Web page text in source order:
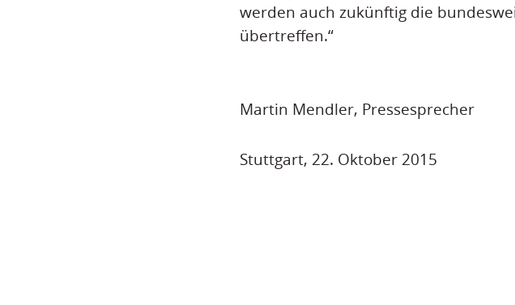
werden auch zukünftig die
übertreffen.“
Martin Mendler, Pressesprecher
Stuttgart, 22. Oktober 2015